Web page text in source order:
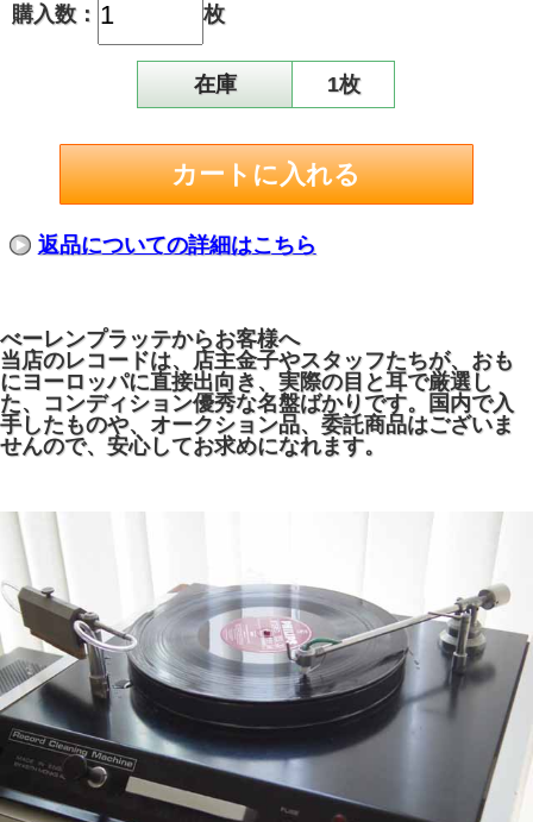
購入数： 枚
在庫 1枚
返品についての詳細はこちら
べーレンプラッテからお客様へ
当店のレコードは、店主金子やスタッフたちが、おも
にヨーロッパに直接出向き、実際の目と耳で厳選し
た、コンディション優秀な名盤ばかりです。国内で入
手したものや、オークション品、委託商品はございま
せんので、安心してお求めになれます。